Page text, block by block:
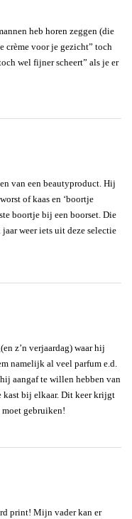
heb horen zeggen (die
crème voor je gezicht” toch
wel fijner scheert” als je er
van een beautyproduct. Hij
of kaas en ‘boortje
boortje bij een boorset. Die
weer iets uit deze selectie
z’n verjaardag) waar hij
namelijk al veel parfum e.d.
aangaf te willen hebben van
kast bij elkaar. Dit keer krijgt
gebruiken!
print! Mijn vader kan er